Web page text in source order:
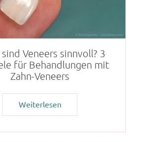
Veneers sinnvoll? 3
für Behandlungen mit
Zahn-Veneers
Weiterlesen